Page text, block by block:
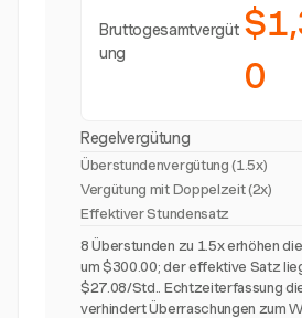
Bruttogesamtvergüt
ung
0
Regelvergütung
Überstundenvergütung (1.5x)
Vergütung mit Doppelzeit (2x)
Effektiver Stundensatz
8 Überstunden zu 1.5x erhöhen
um $300.00; der effektive Satz
$27.08/Std.. Echtzeiterfassung
verhindert Überraschungen zum